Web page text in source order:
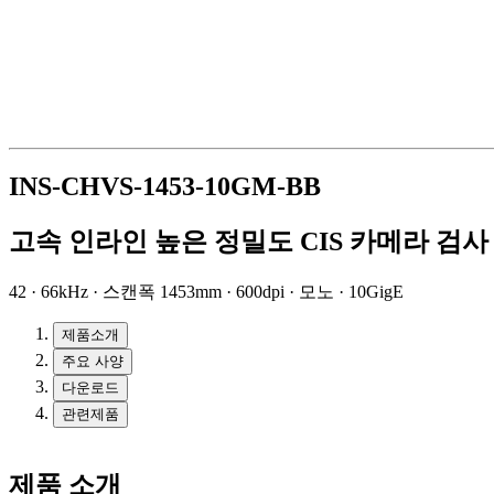
INS-CHVS-1453-10GM-BB
고속 인라인 높은 정밀도 CIS 카메라 검
42 · 66kHz · 스캔폭 1453mm · 600dpi · 모노 · 10GigE
제품소개
주요 사양
다운로드
관련제품
제품 소개